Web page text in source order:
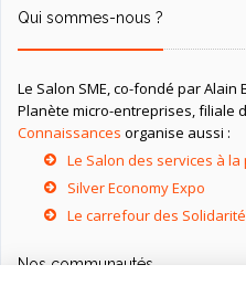
Qui sommes-nous ?
Le Salon SME, co-fondé par
Planète micro-entreprises, filiale
Connaissances organise aussi :
Le Salon des services à
Silver Economy Expo
Le carrefour des
Nos communautés